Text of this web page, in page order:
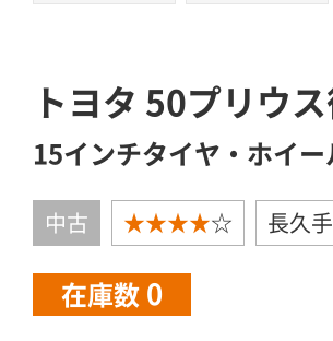
トヨタ 50プリウ
15インチタイヤ・ホイー
中古 ★★★★☆ 長久
在庫数 0